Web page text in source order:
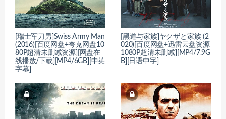
[瑞士军刀男]Swiss Army Man
(2016)[百度网盘+夸克网盘10
80P超清未删减资源][网盘在
线播放/下载][MP4/6GB][中英
字幕]
[黑道与家族]ヤクザと家族 (2
020)[百度网盘+迅雷云盘资源
1080P超清未删减][MP4/7.9G
B][日语中字]